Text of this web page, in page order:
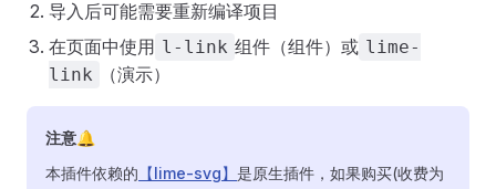
导入后可能需要重新编译项目
在页面中使用 l-link 组件（组件）或 lime-
link
（演示）
注意🔔
本插件依赖的 【lime-svg】 是原生插件，如果购买(收费为